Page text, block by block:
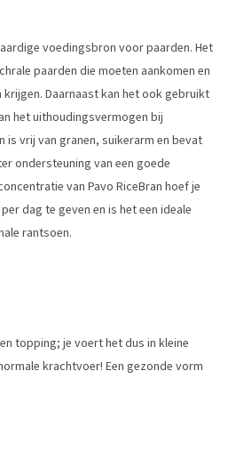
voedingsbron voor paarden. Het
paarden die moeten aankomen en
Daarnaast kan het ook gebruikt
het uithoudingsvermogen bij
is vrij van granen, suikerarm en bevat
ondersteuning van een goede
van Pavo RiceBran hoef je
dag te geven en is het een ideale
rantsoen.
topping; je voert het dus in kleine
krachtvoer! Een gezonde vorm